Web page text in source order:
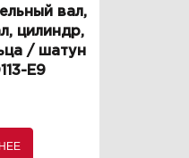
вал,
цилиндр,
/ шатун
E9